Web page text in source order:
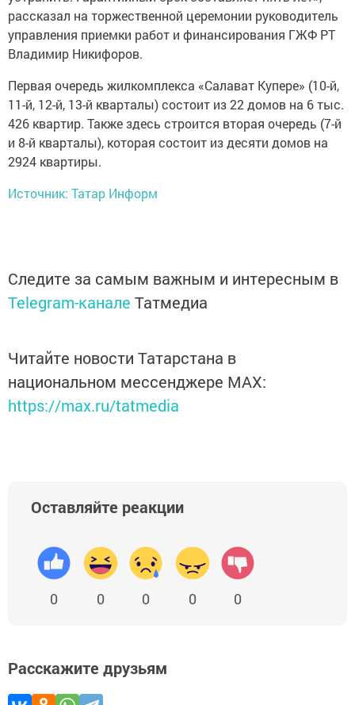
рассказал на торжественной церемонии руководитель
управления приемки работ и финансирования ГЖФ РТ
Владимир Никифоров.
Первая очередь жилкомплекса «Салават Купере» (10-й,
11-й, 12-й, 13-й кварталы) состоит из 22 домов на 6 тыс.
426 квартир. Также здесь строится вторая очередь (7-й
и 8-й кварталы), которая состоит из десяти домов на
2924 квартиры.
Источник: Татар Информ
Следите за самым важным и интересным в
Telegram-канале Татмедиа
Читайте новости Татарстана в
национальном мессенджере MАХ:
https://max.ru/tatmedia
Оставляйте реакции
0 0 0 0 0
Расскажите друзьям